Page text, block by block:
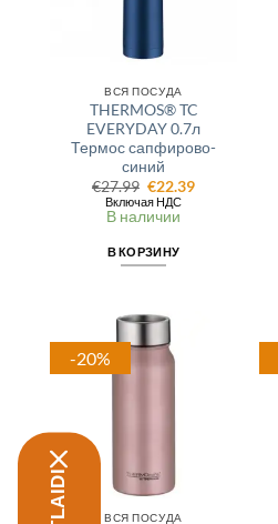
ВСЯ ПОСУДА
THERMOS® TC
EVERYDAY 0.7л
Термос сапфирово-
синий
€27.99 Первоначальная
цена
составляла
€22.39Текущая
Включая НДС
В наличии
В КОРЗИНУ
-20%
ВСЯ ПОСУДА